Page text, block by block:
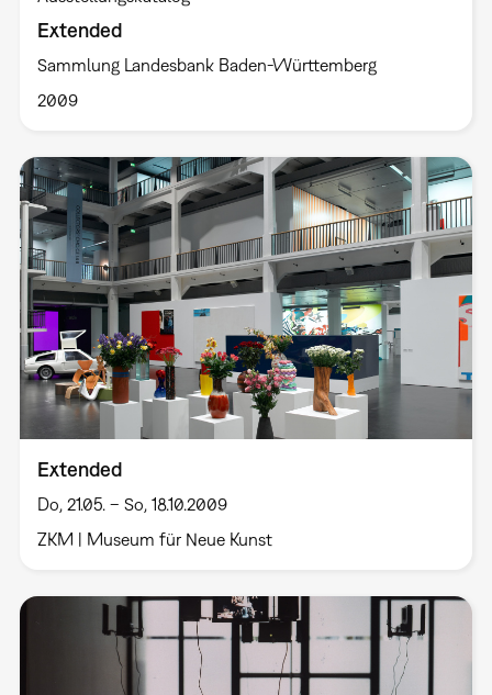
Extended
Sammlung Landesbank Baden-Württemberg
2009
Extended
Do, 21.05. – So, 18.10.2009
ZKM | Museum für Neue Kunst